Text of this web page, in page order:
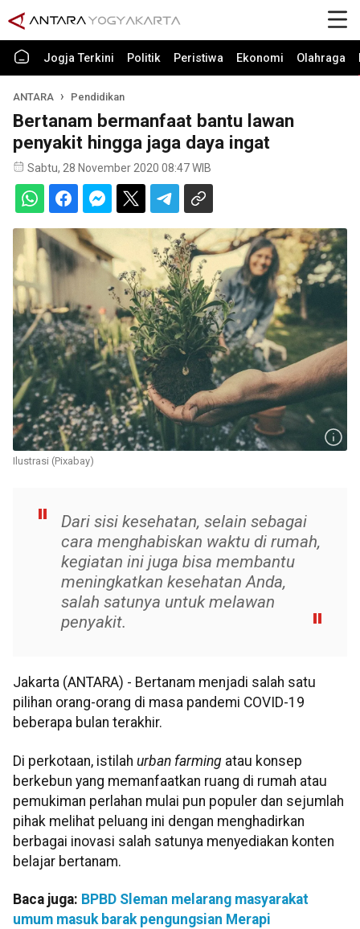
Jogja Terkini Politik Peristiwa Ekonomi Olahraga
ANTARA Pendidikan
Bertanam bermanfaat bantu lawan
penyakit hingga jaga daya ingat
Sabtu, 28 November 2020 08:47 WIB
Ilustrasi (Pixabay)
Dari sisi kesehatan, selain sebagai
cara menghabiskan waktu di rumah,
kegiatan ini juga bisa membantu
meningkatkan kesehatan Anda,
salah satunya untuk melawan
penyakit.
Jakarta (ANTARA) - Bertanam menjadi salah satu
pilihan orang-orang di masa pandemi COVID-19
beberapa bulan terakhir.
Di perkotaan, istilah urban farming atau konsep
berkebun yang memanfaatkan ruang di rumah atau
pemukiman perlahan mulai pun populer dan sejumlah
pihak melihat peluang ini dengan menghadirkan
berbagai inovasi salah satunya menyediakan konten
belajar bertanam.
Baca juga: BPBD Sleman melarang masyarakat
umum masuk barak pengungsian Merapi